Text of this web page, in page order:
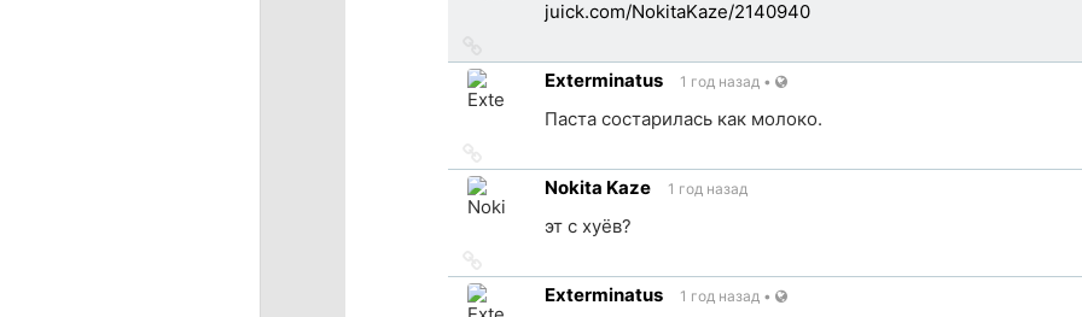
juick.com/NokitaKaze/2140940
на
источникExterminatus 1 год назад •
Паста состарилась как молоко.
на
источникNokita Kaze 1 год назад
эт с хуёв?
на
источникExterminatus 1 год назад •